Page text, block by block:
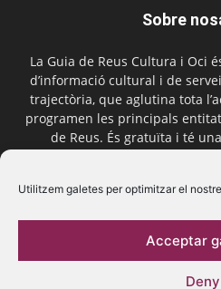
Utilitzem galetes per optimitzar el
Acceptar
Deny
Sobre
La Guia de Reus Cultura i Oci
d’informació cultural i de
trajectòria, que aglutina tota
programen les principals
de Reus. És gratuïta i té